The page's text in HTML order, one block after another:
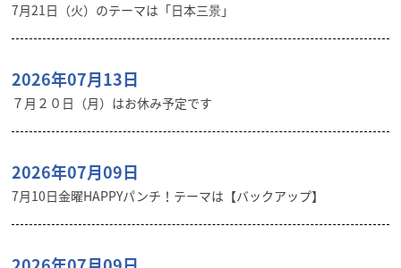
7月21日（火）のテーマは「日本三景」
2026年07月13日
７月２０日（月）はお休み予定です
2026年07月09日
7月10日金曜HAPPYパンチ！テーマは【バックアップ】